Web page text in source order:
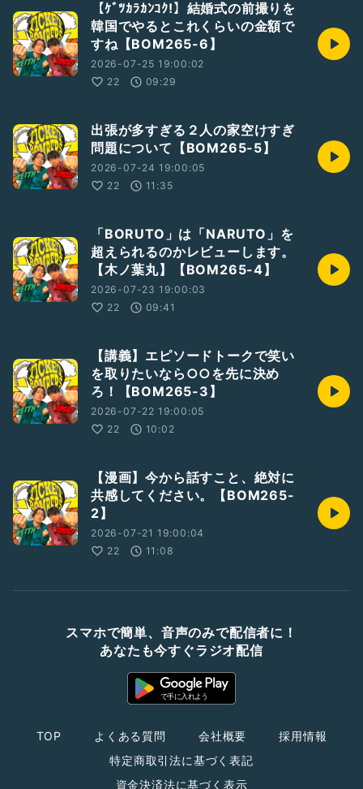
【ｹﾞﾂｶﾗｶﾝｺｸ!】結婚式の前撮りを
韓国でやるとこれくらいの金額で
すね【BOM265-6】
2026-07-25 19:00:02
22
09:29
出張が多すぎる２人の家空けすぎ
問題について【BOM265-5】
2026-07-24 19:00:05
22
11:35
「BORUTO」は「NARUTO」を
超えられるのかレビューします。
【木ノ葉丸】【BOM265-4】
2026-07-23 19:00:03
22
09:41
【講義】エピソードトークで笑い
を取りたいなら○○を先に決め
ろ！【BOM265-3】
2026-07-22 19:00:05
22
10:02
【漫画】今から話すこと、絶対に
共感してください。【BOM265-
2】
2026-07-21 19:00:04
22
11:08
スマホで簡単、音声のみで配信者に！
あなたも今すぐラジオ配信
TOP よくある質問 会社概要
採用情報
特定商取引法に基づく表記
資金決済法に基づく表示